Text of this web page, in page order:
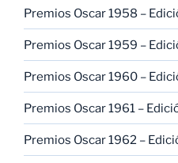
Premios Oscar 1958 –
Premios Oscar 1959 –
Premios Oscar 1960 –
Premios Oscar 1961 –
Premios Oscar 1962 –